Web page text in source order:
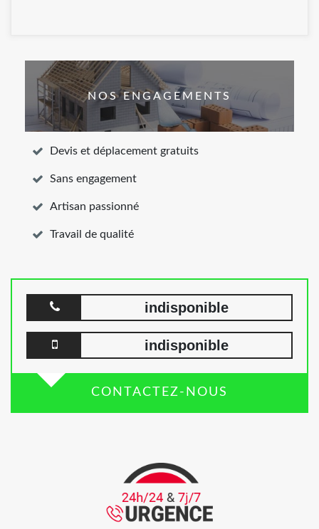
NOS ENGAGEMENTS
Devis et déplacement gratuits
Sans engagement
Artisan passionné
Travail de qualité
indisponible
indisponible
CONTACTEZ-NOUS